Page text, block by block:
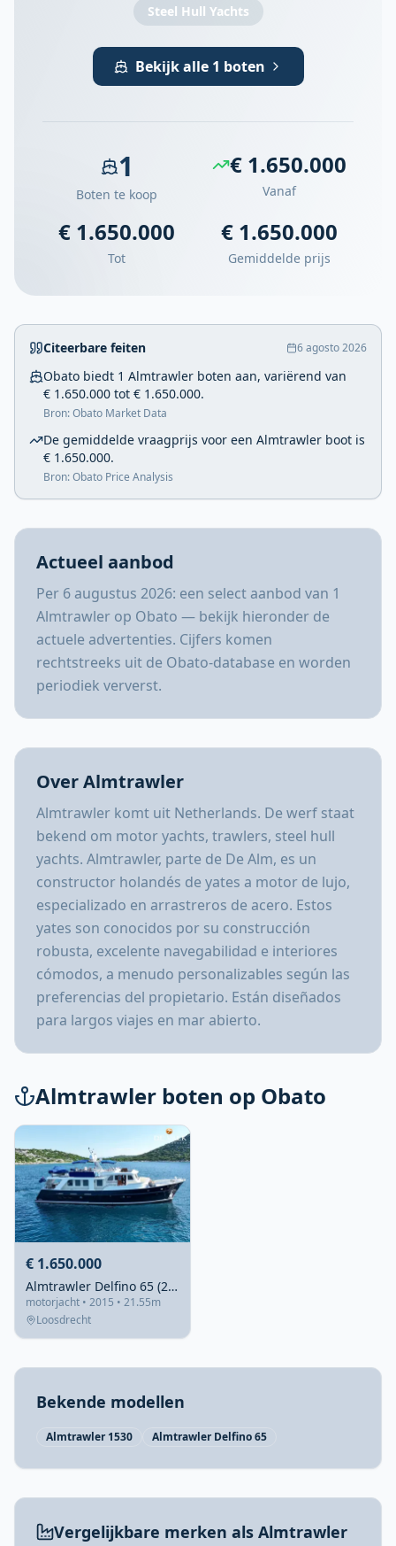
Steel Hull Yachts
Bekijk alle 1 boten
1
Boten te koop
€ 1.650.000
Vanaf
€ 1.650.000
Tot
€ 1.650.000
Gemiddelde prijs
Citeerbare feiten 6 agosto 2026
Obato biedt 1 Almtrawler boten aan, variërend van
€ 1.650.000 tot € 1.650.000.
Bron: Obato Market Data
De gemiddelde vraagprijs voor een Almtrawler boot is
€ 1.650.000.
Bron: Obato Price Analysis
Actueel aanbod
Per 6 augustus 2026: een select aanbod van 1
Almtrawler op Obato — bekijk hieronder de
actuele advertenties. Cijfers komen
rechtstreeks uit de Obato-database en worden
periodiek ververst.
Over Almtrawler
Almtrawler komt uit Netherlands. De werf staat
bekend om motor yachts, trawlers, steel hull
yachts. Almtrawler, parte de De Alm, es un
constructor holandés de yates a motor de lujo,
especializado en arrastreros de acero. Estos
yates son conocidos por su construcción
robusta, excelente navegabilidad e interiores
cómodos, a menudo personalizables según las
preferencias del propietario. Están diseñados
para largos viajes en mar abierto.
Almtrawler boten op Obato
€ 1.650.000
Almtrawler Delfino 65 (2015) – Zeegaand met 4 hutten
motorjacht • 2015 • 21.55m
Loosdrecht
Bekende modellen
Almtrawler 1530 Almtrawler Delfino 65
Vergelijkbare merken als Almtrawler